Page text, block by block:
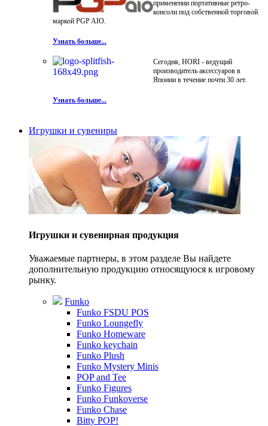
применении портативные ретро-
консоли под собственной торговой
маркой PGP AIO.
Узнать больше...
Сегодня, HORI - ведущий
производитель аксессуаров в
Японии в течение почти 30 лет.
Узнать больше...
Игрушки и сувениры
Игрушки и сувенирная продукция
Уважаемые партнеры, в этом разделе Вы найдете
дополнительную продукцию относящуюся к игровому
рынку.
Funko
Funko FSDU POS
Funko Loungefly
Funko Homeware
Funko keychain
Funko Plush
Funko Mystery Minis
POP and Tee
Funko Figures
Funko Funkoverse
Funko Chase
Bitty POP!